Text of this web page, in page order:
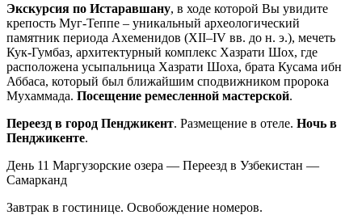
Экскурсия по Истаравшану, в ходе которой Вы увидите
крепость Муг-Теппе – уникальный археологический
памятник периода Ахеменидов (ХII–IV вв. до н. э.), мечеть
Кук-Гумбаз, архитектурный комплекс Хазрати Шох, где
расположена усыпальница Хазрати Шоха, брата Кусама ибн
Аббаса, который был ближайшим сподвижником пророка
Мухаммада. Посещение ремесленной мастерской.
Переезд в город Пенджикент. Размещение в отеле. Ночь в
Пенджикенте.
День 11 Маргузорские озера — Переезд в Узбекистан —
Самарканд
Завтрак в гостинице. Освобождение номеров.